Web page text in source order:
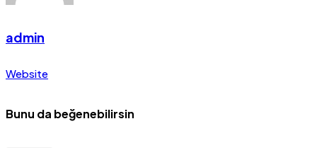
admin
Website
Bunu da beğenebilirsin